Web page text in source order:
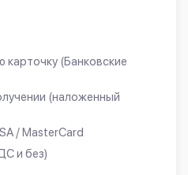
(Банковские
(наложенный
/ MasterCard
и без)